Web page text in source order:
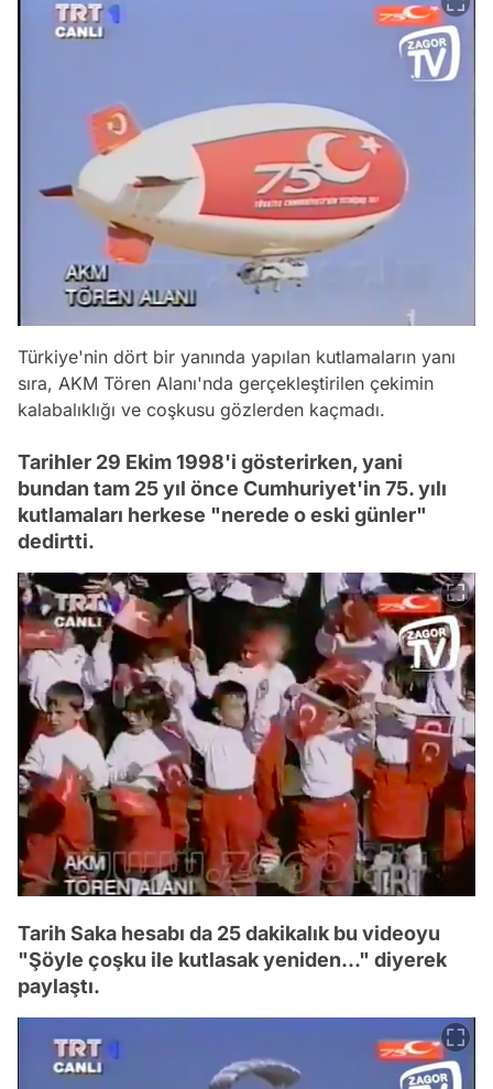
Türkiye'nin dört bir yanında yapılan kutlamaların yanı
sıra, AKM Tören Alanı'nda gerçekleştirilen çekimin
kalabalıklığı ve coşkusu gözlerden kaçmadı.
Tarihler 29 Ekim 1998'i gösterirken, yani
bundan tam 25 yıl önce Cumhuriyet'in 75. yılı
kutlamaları herkese "nerede o eski günler"
dedirtti.
Tarih Saka hesabı da 25 dakikalık bu videoyu
"Şöyle çoşku ile kutlasak yeniden..." diyerek
paylaştı.